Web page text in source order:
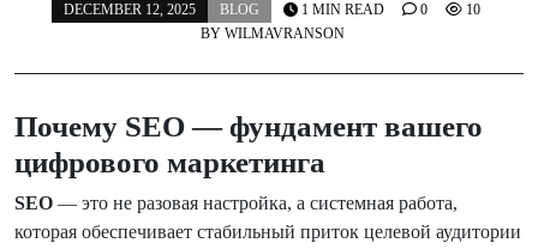
DECEMBER 12, 2025
BLOG
BY WILMAVRANSON
1 MIN READ 0 10
Почему SEO — фундамент вашего
цифрового маркетинга
SEO — это не разовая настройка, а системная работа,
которая обеспечивает стабильный приток целевой аудитории